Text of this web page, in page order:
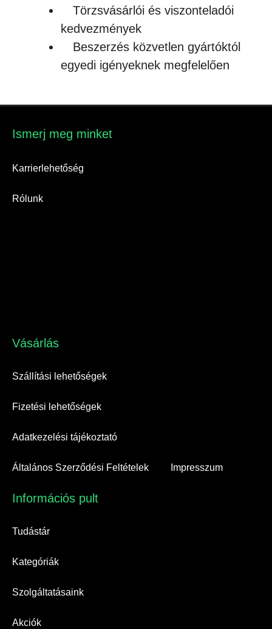
Törzsvásárlói és viszonteladói
kedvezmények
Beszerzés közvetlen gyártóktól
egyedi igényeknek megfelelően
Ismerj meg minket​
Karrierlehetőség
Rólunk
Vásárlás​
Szállítási lehetőségek
Fizetési lehetőségek
Adatkezelési tájékoztató
Általános Szerződési Feltételek Impresszum
Információs pult​
Tudástár
Kategóriák
Szolgáltatásaink
Akciók